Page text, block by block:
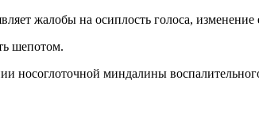
жалобы на осиплость голоса,
шепотом.
носоглоточной миндалины